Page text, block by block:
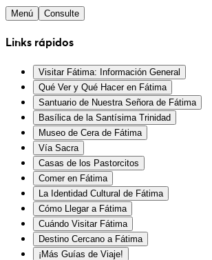
Menú Consulte
Links rápidos
Visitar Fátima: Información General
Qué Ver y Qué Hacer en Fátima
Santuario de Nuestra Señora de Fátima
Basílica de la Santísima Trinidad
Museo de Cera de Fátima
Vía Sacra
Casas de los Pastorcitos
Comer en Fátima
La Identidad Cultural de Fátima
Cómo Llegar a Fátima
Cuándo Visitar Fátima
Destino Cercano a Fátima
¡Más Guías de Viaje!